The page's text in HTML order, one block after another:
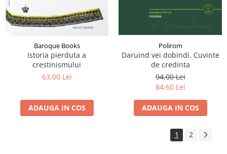
Baroque Books
Istoria pierduta a
crestinismului
63,00 Lei
ADAUGA IN COS
Polirom
Daruind vei dobindi. Cuvinte
de credinta
94,00 Lei
84,60 Lei
ADAUGA IN COS
1 2